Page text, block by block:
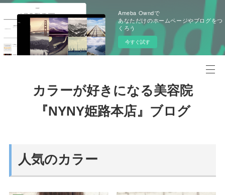
Ameba Owndで
あなただけのホームページやブログをつ
くろう
今すぐ試す
カラーが好きになる美容院
『NYNY姫路本店』ブログ
人気のカラー